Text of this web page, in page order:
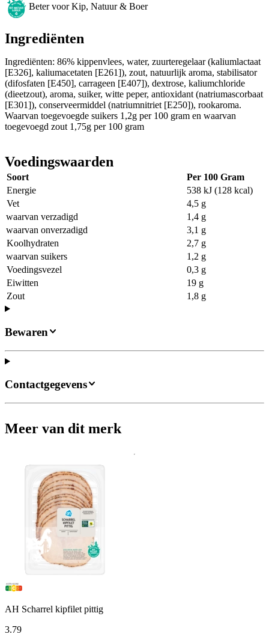
Beter voor Kip, Natuur & Boer
Ingrediënten
Ingrediënten: 86% kippenvlees, water, zuurteregelaar (kaliumlactaat
[E326], kaliumacetaten [E261]), zout, natuurlijk aroma, stabilisator
(difosfaten [E450], carrageen [E407]), dextrose, kaliumchloride
(dieetzout), aroma, suiker, witte peper, antioxidant (natriumascorbaat
[E301]), conserveermiddel (natriumnitriet [E250]), rookaroma.
Waarvan toegevoegde suikers 1,2g per 100 gram en waarvan
toegevoegd zout 1,75g per 100 gram
Voedingswaarden
Soort
Per 100 Gram
Energie
538 kJ (128 kcal)
Vet
4,5 g
waarvan verzadigd
1,4 g
waarvan onverzadigd
3,1 g
Koolhydraten
2,7 g
waarvan suikers
1,2 g
Voedingsvezel
0,3 g
Eiwitten
19 g
Zout
1,8 g
Bewaren
Contactgegevens
Meer van dit merk
AH Scharrel kipfilet pittig
3.79